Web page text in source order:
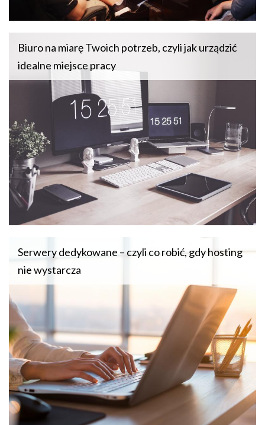
Biuro na miarę Twoich potrzeb, czyli jak urządzić
idealne miejsce pracy
Serwery dedykowane – czyli co robić, gdy hosting
nie wystarcza